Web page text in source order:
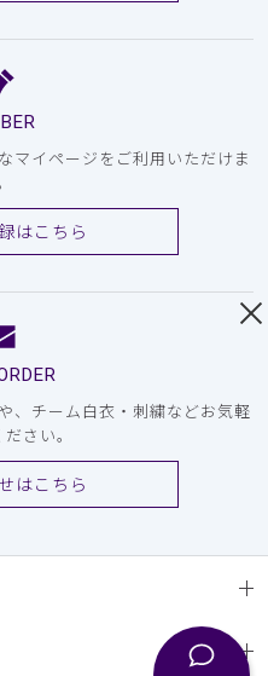
マイページをご利用いただけま
はこちら
、チーム白衣・刺繍などお気軽
さい。
はこちら